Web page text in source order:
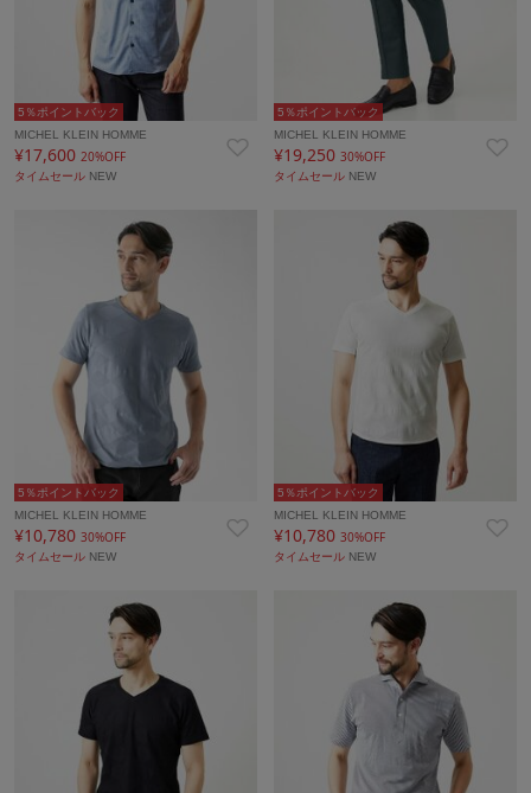
5％ポイントバック
MICHEL KLEIN HOMME
¥17,600 20%OFF
タイムセール NEW
5％ポイントバック
MICHEL KLEIN HOMME
¥19,25030%OFF
タイムセール NEW
5％ポイントバック
MICHEL KLEIN HOMME
¥10,780 30%OFF
タイムセール NEW
5％ポイントバック
MICHEL KLEIN HOMME
¥10,78030%OFF
タイムセール NEW